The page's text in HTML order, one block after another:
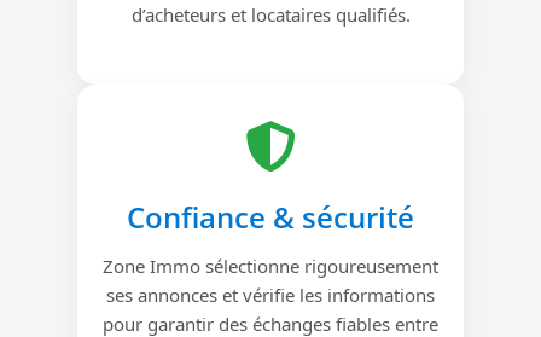
d’acheteurs et locataires qualifiés.
Confiance & sécurité
Zone Immo sélectionne rigoureusement
ses annonces et vérifie les informations
pour garantir des échanges fiables entre